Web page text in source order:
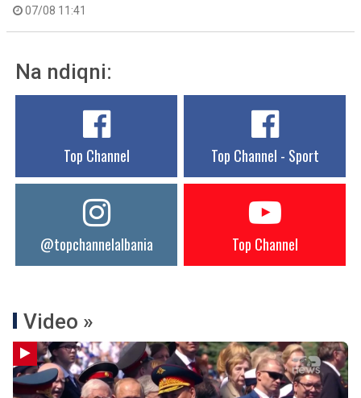
07/08 11:41
Na ndiqni:
Top Channel Top Channel - Sport
@topchannelalbania Top Channel
Video »